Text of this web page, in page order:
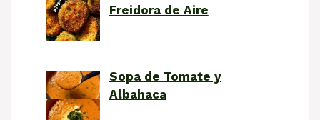
Freidora de Aire
Sopa de Tomate y
Albahaca